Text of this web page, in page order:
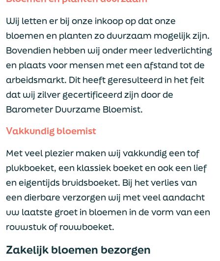
Wij letten er bij onze inkoop op dat onze
bloemen en planten zo duurzaam mogelijk zijn.
Bovendien hebben wij onder meer ledverlichting
en plaats voor mensen met een afstand tot de
arbeidsmarkt. Dit heeft geresulteerd in het feit
dat wij zilver gecertificeerd zijn door de
Barometer Duurzame Bloemist.
Vakkundig bloemist
Met veel plezier maken wij vakkundig een tof
plukboeket, een klassiek boeket en ook een lief
en eigentijds bruidsboeket. Bij het verlies van
een dierbare verzorgen wij met veel aandacht
uw laatste groet in bloemen in de vorm van een
rouwstuk of rouwboeket.
Zakelijk bloemen bezorgen